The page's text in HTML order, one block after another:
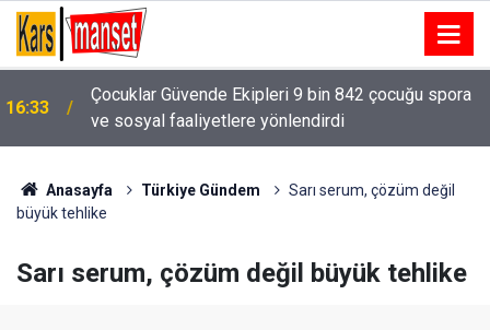
16:33
Çocuklar Güvende Ekipleri 9 bin 842 çocuğu spora
ve sosyal faaliyetlere yönlendirdi
Anasayfa Türkiye Gündem
Sarı serum, çözüm değil
büyük tehlike
Sarı serum, çözüm değil büyük tehlike